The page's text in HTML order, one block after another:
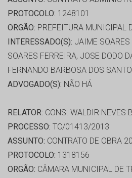
PROTOCOLO: 1248101
ORGÃO: PREFEITURA MUNICIPAL
INTERESSADO(S): JAIME
SOARES FERREIRA, JOSE DODO
FERNANDO BARBOSA DOS
ADVOGADO(S): NÃO HÁ
RELATOR: CONS. WALDIR NEVES
PROCESSO: TC/01413/2013
ASSUNTO: CONTRATO DE OBRA
PROTOCOLO: 1318156
ORGÃO: CÂMARA MUNICIPAL DE